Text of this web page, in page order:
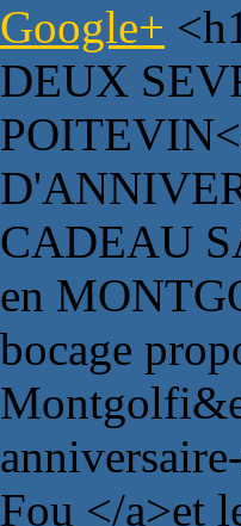
Google+
DEUX
CADEAU
en
bocage
Fou </a>et